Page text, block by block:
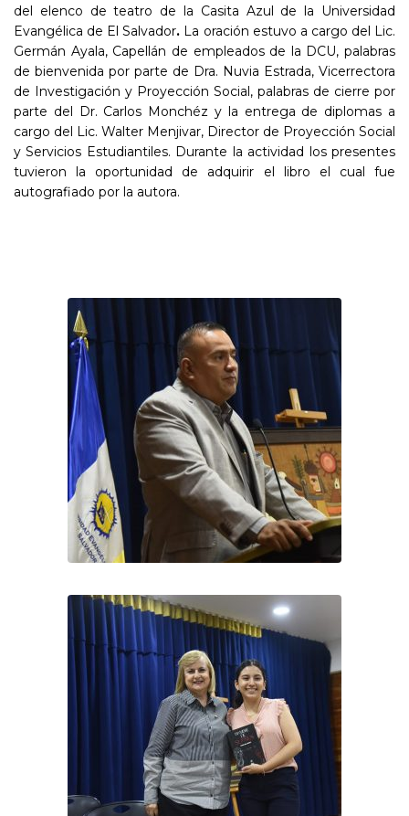
del elenco de teatro de la Casita Azul de la Universidad
Evangélica de El Salvador. La oración estuvo a cargo del Lic.
Germán Ayala, Capellán de empleados de la DCU, palabras
de bienvenida por parte de Dra. Nuvia Estrada, Vicerrectora
de Investigación y Proyección Social, palabras de cierre por
parte del Dr. Carlos Monchéz y la entrega de diplomas a
cargo del Lic. Walter Menjivar, Director de Proyección Social
y Servicios Estudiantiles. Durante la actividad los presentes
tuvieron la oportunidad de adquirir el libro el cual fue
autografiado por la autora.